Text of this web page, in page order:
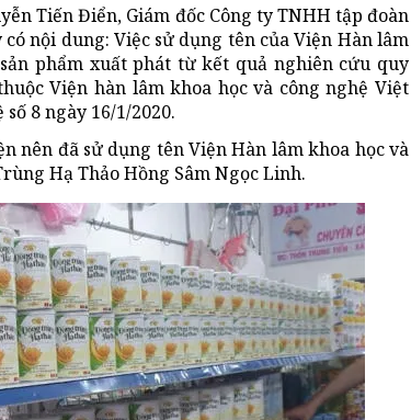
Tiến Điển, Giám đốc Công ty TNHH tập đoàn
nội dung: Việc sử dụng tên của Viện Hàn lâm
phẩm xuất phát từ kết quả nghiên cứu quy
Viện hàn lâm khoa học và công nghệ Việt
8 ngày 16/1/2020.
nên đã sử dụng tên Viện Hàn lâm khoa học và
Hạ Thảo Hồng Sâm Ngọc Linh.